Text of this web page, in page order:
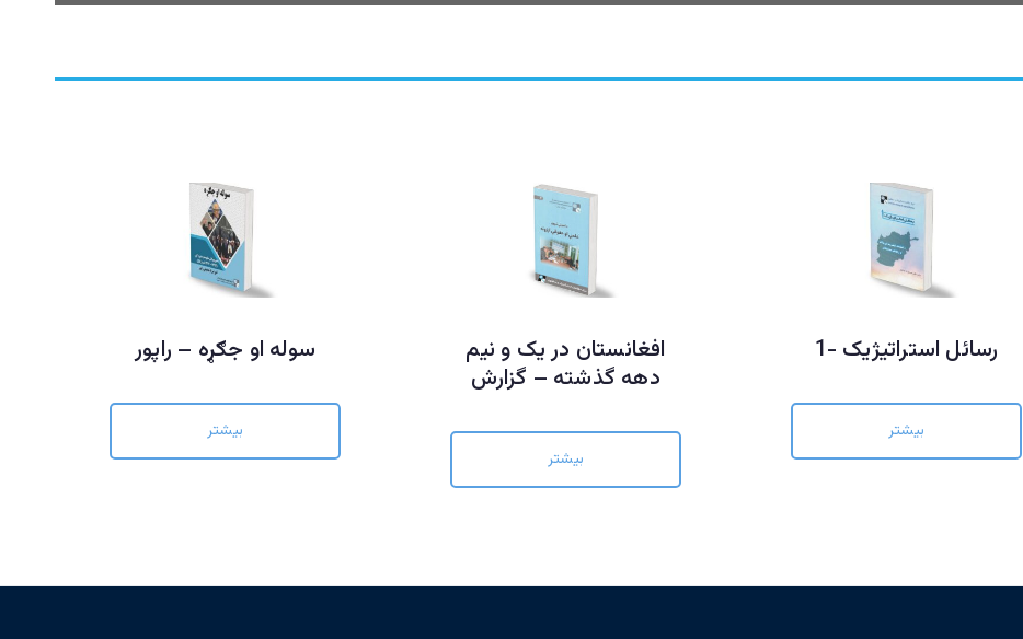
سوله او جګړه – راپور
بیشتر
افغانستان در یک و نیم
دهه گذشته – گزارش
بیشتر
رسائل استراتیژیک -1
بیشتر